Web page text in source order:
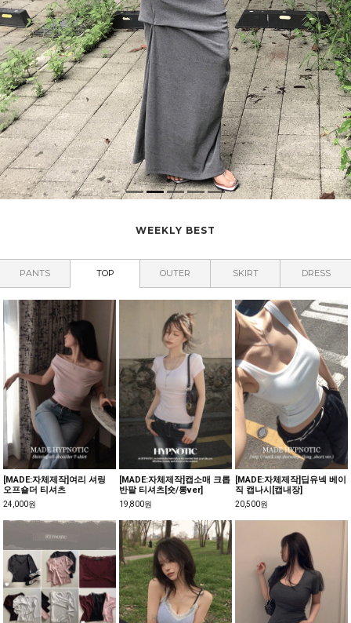
WEEKLY BEST
PANTS TOP OUTER SKIRT DRESS
[MADE:자체제작]여리 셔링
오프숄더 티셔츠
24,000원
[MADE:자체제작]캡소매 크롭
반팔 티셔츠[숏/롱ver]
19,800원
[MADE:자체제작]딥유넥 베이
직 캡나시[캡내장]
20,500원